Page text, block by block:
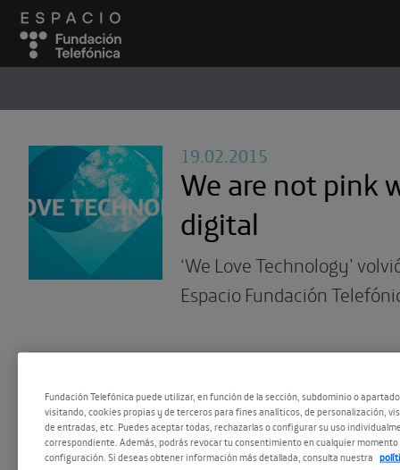
19.02.2015
We are not pink
digital
‘We Love Technology’
Espacio Fundación
Mujeres en
hombres
Fundación Telefónica puede utilizar, en función de la sección, subdominio o
visitando, cookies propias y de terceros para fines analíticos, de personalización,
de entradas, etc. Puedes aceptar todas, rechazarlas o configurar su uso
correspondiente. Además, podrás revocar tu consentimiento en cualquier momento
configuración. Si deseas obtener información más detallada, consulta nuestra